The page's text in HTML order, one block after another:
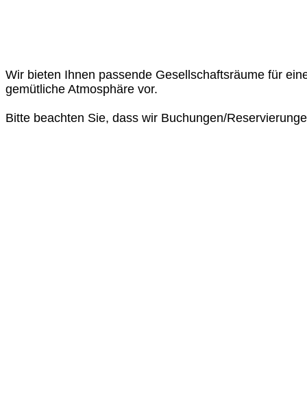
Wir bieten Ihnen passende Gesellschaftsräume für
gemütliche Atmosphäre vor.
Bitte beachten Sie, dass wir Buchungen/